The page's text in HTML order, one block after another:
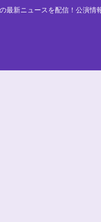
最新ニュースを配信！公演情